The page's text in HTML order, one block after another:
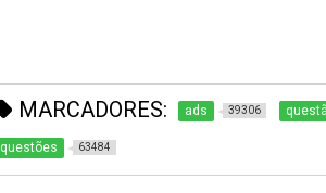
MARCADORES: ads 39306
questões 63484